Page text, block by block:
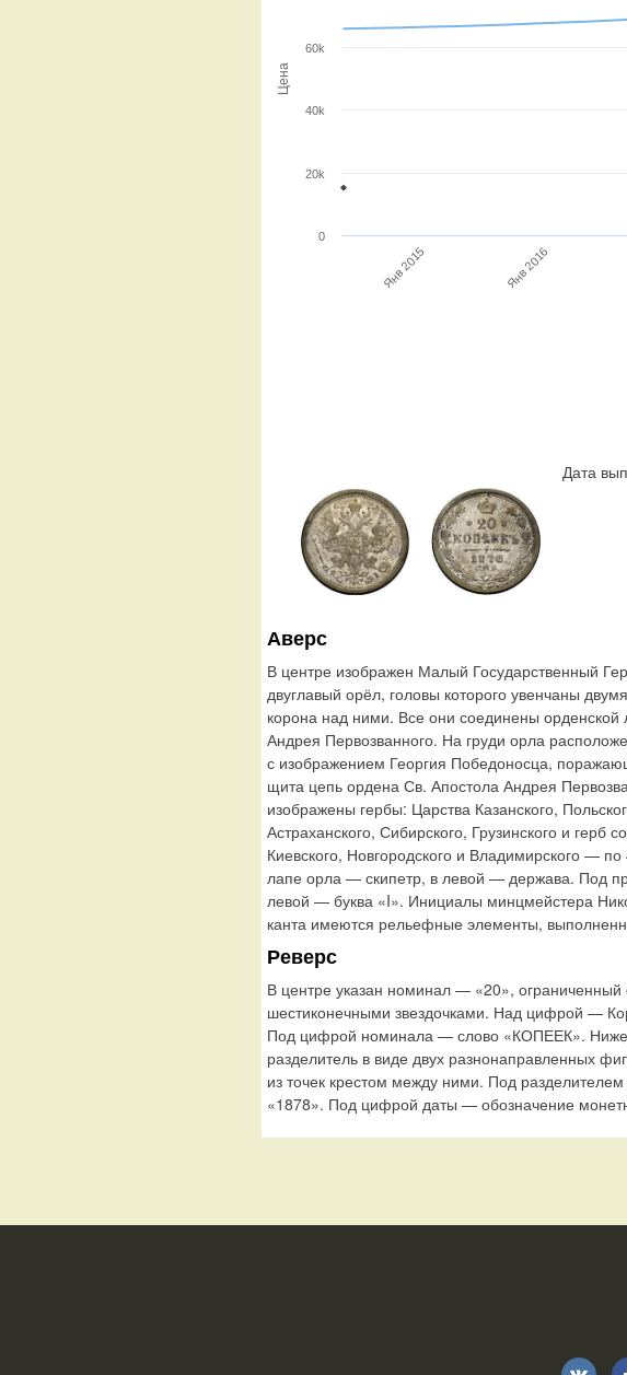
Цена
Янв 2015 Янв 2016
0
20k
40k
60k
Дата
Аверс
В центре изображен Малый Государственный
двуглавый орёл, головы которого увенчаны
корона над ними. Все они соединены
Андрея Первозванного. На груди орла
с изображением Георгия Победоносца,
щита цепь ордена Св. Апостола Андрея
изображены гербы: Царства Казанского,
Астраханского, Сибирского, Грузинского и герб
Киевского, Новгородского и Владимирского —
лапе орла — скипетр, в левой — держава. Под
левой — буква «I». Инициалы минцмейстера
канта имеются рельефные элементы,
Реверс
В центре указан номинал — «20», ограниченный
шестиконечными звездочками. Над цифрой —
Под цифрой номинала — слово «КОПЕЕК».
разделитель в виде двух разнонаправленных
из точек крестом между ними. Под
«1878». Под цифрой даты — обозначение